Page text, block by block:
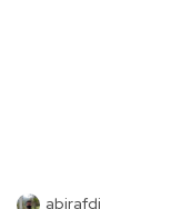
abirafdi